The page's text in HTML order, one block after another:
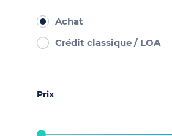
Achat
Crédit classique / LOA
Prix